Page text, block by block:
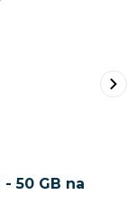
50 GB na